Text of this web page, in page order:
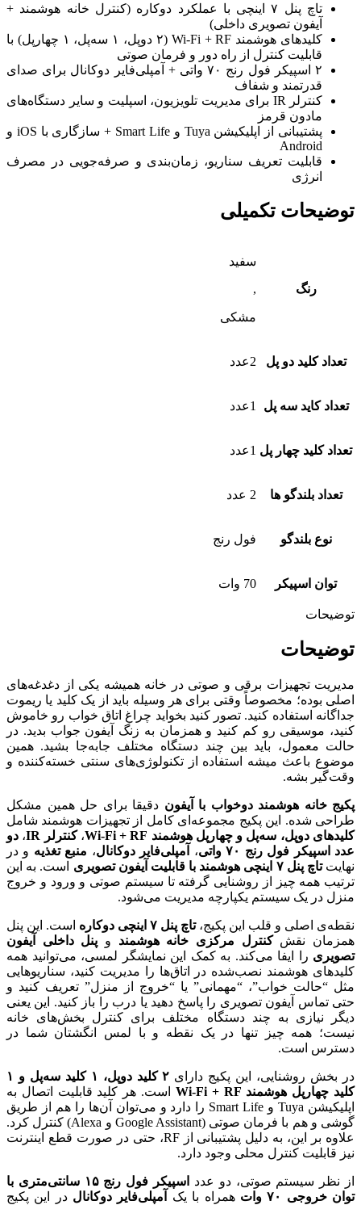
تاچ پنل ۷ اینچی با عملکرد دوکاره (کنترل خانه هوشمند +
آیفون تصویری داخلی)
کلیدهای هوشمند Wi-Fi + RF (۲ دوپل، ۱ سه‌پل، ۱ چهارپل) با
قابلیت کنترل از راه دور و فرمان صوتی
۲ اسپیکر فول رنج ۷۰ واتی + آمپلی‌فایر دوکانال برای صدای
قدرتمند و شفاف
کنترلر IR برای مدیریت تلویزیون، اسپلیت و سایر دستگاه‌های
مادون قرمز
پشتیبانی از اپلیکیشن Tuya و Smart Life + سازگاری با iOS و
Android
قابلیت تعریف سناریو، زمان‌بندی و صرفه‌جویی در مصرف
انرژی
توضیحات تکمیلی
رنگ
سفید
,
مشکی
تعداد کلید دو پل 2عدد
تعداد کاید سه پل 1عدد
تعداد کلید چهار پل 1عدد
تعداد بلندگو ها 2 عدد
نوع بلندگو فول رنج
توان اسپیکر 70 وات
توضیحات
توضیحات
مدیریت تجهیزات برقی و صوتی در خانه همیشه یکی از دغدغه‌های
اصلی بوده؛ مخصوصاً وقتی برای هر وسیله باید از یک کلید یا ریموت
جداگانه استفاده کنید. تصور کنید بخواید چراغ اتاق خواب رو خاموش
کنید، موسیقی رو کم کنید و همزمان به زنگ آیفون جواب بدید. در
حالت معمول، باید بین چند دستگاه مختلف جابه‌جا بشید. همین
موضوع باعث میشه استفاده از تکنولوژی‌های سنتی خسته‌کننده و
وقت‌گیر بشه.
پکیج خانه هوشمند دوخواب با آیفون دقیقا برای حل همین مشکل
طراحی شده. این پکیج مجموعه‌ای کامل از تجهیزات هوشمند شامل
کلیدهای دوپل، سه‌پل و چهارپل هوشمند Wi-Fi + RF
،کنترلر IR ، دو
عدد اسپیکر فول رنج ۷۰ واتی
، آمپلی‌فایر دوکانال، منبع تغذیه و در
نهایتتاچ پنل ۷ اینچی هوشمند با قابلیت آیفون تصویری
است. به این
ترتیب همه چیز از روشنایی گرفته تا سیستم صوتی و ورود و خروج
منزل در یک سیستم یکپارچه مدیریت می‌شود.
نقطه‌ی اصلی و قلب این پکیج،تاچ پنل ۷ اینچی دوکاره
است. این پنل
همزمان نقشکنترل مرکزی خانه هوشمند و پنل داخلی آیفون
تصویری را ایفا می‌کند. به کمک این نمایشگر لمسی، می‌توانید همه
کلیدهای هوشمند نصب‌شده در اتاق‌ها را مدیریت کنید، سناریوهایی
مثل “حالت خواب”، “مهمانی” یا “خروج از منزل” تعریف کنید و
حتی تماس آیفون تصویری را پاسخ دهید یا درب را باز کنید. این یعنی
دیگر نیازی به چند دستگاه مختلف برای کنترل بخش‌های خانه
نیست؛ همه چیز تنها در یک نقطه و با لمس انگشتان شما در
دسترس است.
در بخش روشنایی، این پکیج دارای
۲ کلید دوپل، ۱ کلید سه‌پل و ۱
کلید چهارپل هوشمند Wi-Fi + RF
است. هر کلید قابلیت اتصال به
اپلیکیشن Tuya و Smart Life را دارد و می‌توان آن‌ها را هم از طریق
گوشی و هم با فرمان صوتی (Google Assistant و Alexa) کنترل کرد.
علاوه بر این، به دلیل پشتیبانی از RF، حتی در صورت قطع اینترنت
نیز قابلیت کنترل محلی وجود دارد.
از نظر سیستم صوتی، دو عدد
اسپیکر فول رنج ۱۵ سانتی‌متری با
توان خروجی ۷۰ وات
همراه با یک آمپلی‌فایر دوکانال در این پکیج